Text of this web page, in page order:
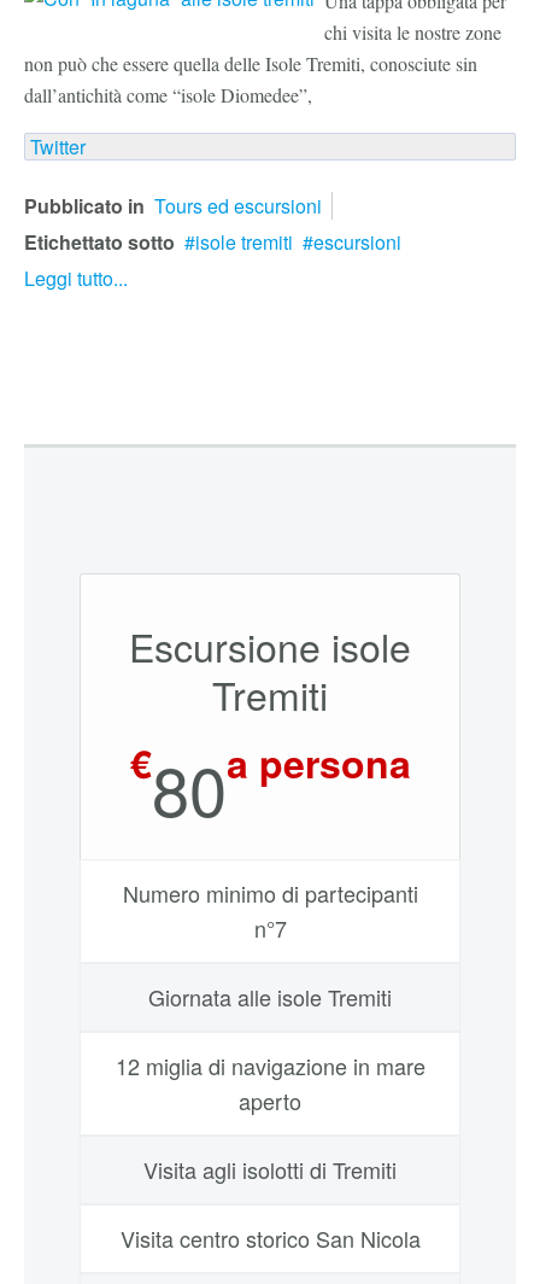
chi visita le nostre zone
non può che essere quella delle Isole Tremiti, conosciute sin
dall’antichità come “isole Diomedee”,
Twitter
Pubblicato in Tours ed escursioni
Etichettato sotto
isole tremiti
escursioni
Leggi tutto...
Escursione isole
Tremiti
€80a persona
Numero minimo di partecipanti
n°7
Giornata alle isole Tremiti
12 miglia di navigazione in mare
aperto
Visita agli isolotti di Tremiti
Visita centro storico San Nicola